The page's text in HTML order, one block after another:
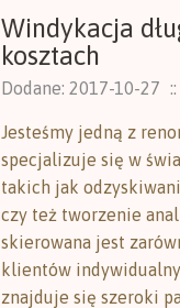
Windykacja
kosztach
Dodane: 2017-10-27 ::
Jesteśmy jedną z
specjalizuje się w
takich jak
czy też tworzenie
skierowana jest
klientów
znajduje się szeroki